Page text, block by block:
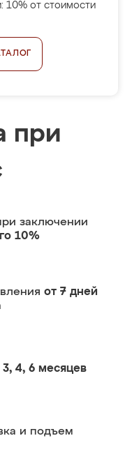
10% от стоимости
при
заключении
10%
от 7 дней
3, 4, 6 месяцев
и подъем